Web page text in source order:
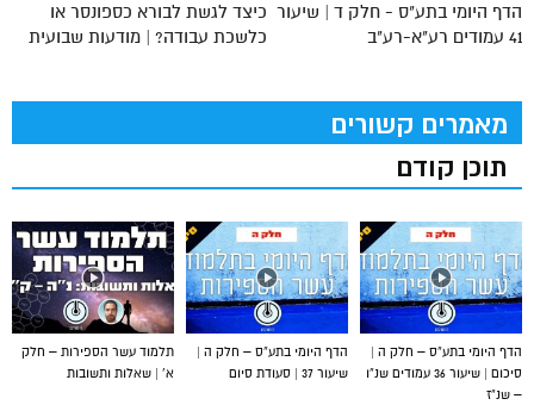
כיצד לגשת לבורא כספונסר או
כלשכת עבודה? | מודעות שבועית
הדף היומי בתע"ס - חלק ד | שיעור
41 עמודים רע"א-רע"ב
מאמרים קשורים
תוכן קודם
תלמוד עשר הספירות – חלק
א’ | שאלות ותשובות
הדף היומי בתע”ס – חלק ה |
שיעור 37 | סעודת סיום
הדף היומי בתע”ס – חלק ה |
סיכום | שיעור 36 עמודים שנ”ו
– שנ”ז